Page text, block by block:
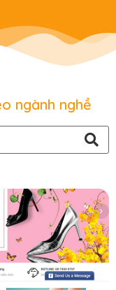
ngành nghề